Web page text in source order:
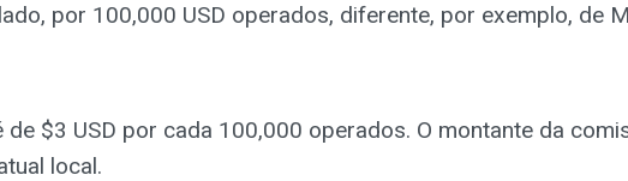
por 100,000 USD operados, diferente, por exemplo, de
$3 USD por cada 100,000 operados. O montante da
local.